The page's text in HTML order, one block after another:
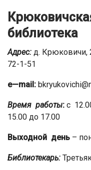
библиотека
Адрес: д. Крюковичи,
72-1-51
e—mail :
Время работы: с
15.00 до 17.00
Выходной день –
Библиотекарь: